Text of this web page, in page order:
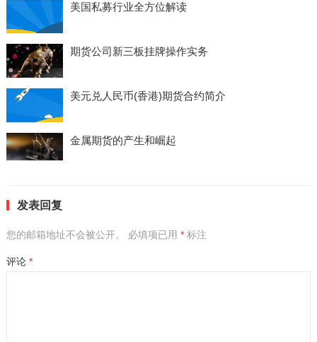
美国私募行业全方位解读
期货公司新三板挂牌操作实务
美元兑人民币(香港)期货合约简介
金属期货的产生和崛起
发表回复
您的邮箱地址不会被公开。 必填项已用 *标注
评论 *